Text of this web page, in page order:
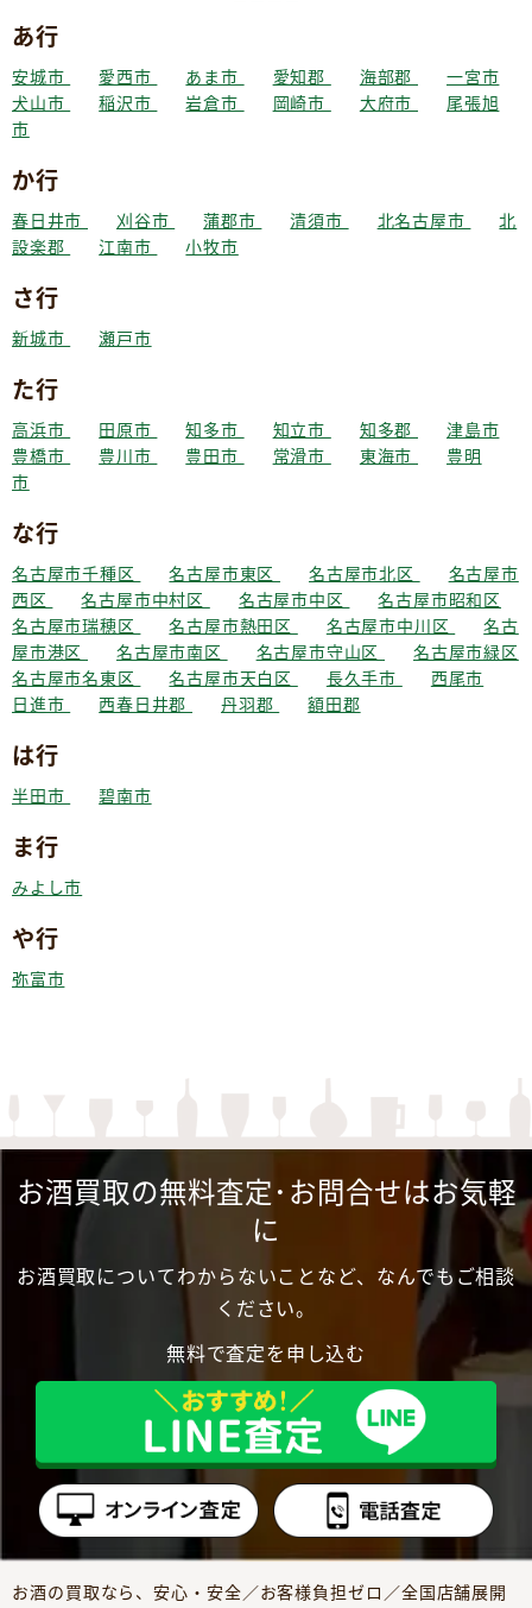
あ行
安城市 愛西市 あま市 愛知郡 海部郡
一宮市
犬山市
稲沢市 岩倉市 岡崎市 大府市
尾張旭
市
か行
春日井市 刈谷市 蒲郡市 清須市 北名古屋市
北
設楽郡
江南市 小牧市
さ行
新城市 瀬戸市
た行
高浜市 田原市 知多市 知立市 知多郡
津島市
豊橋市
豊川市 豊田市 常滑市 東海市
豊明
市
な行
名古屋市千種区 名古屋市東区 名古屋市北区
名古屋市
西区
名古屋市中村区 名古屋市中区
名古屋市昭和区
名古屋市瑞穂区
名古屋市熱田区 名古屋市中川区
名古
屋市港区
名古屋市南区 名古屋市守山区
名古屋市緑区
名古屋市名東区
名古屋市天白区 長久手市
西尾市
日進市
西春日井郡 丹羽郡 額田郡
は行
半田市 碧南市
ま行
みよし市
や行
弥富市
お酒買取の無料査定･お問合せはお気軽
に
お酒買取についてわからないことなど、なんでもご相談
ください。
無料で査定を申し込む
お酒の買取なら、安心・安全／お客様負担ゼロ／全国店舗展開